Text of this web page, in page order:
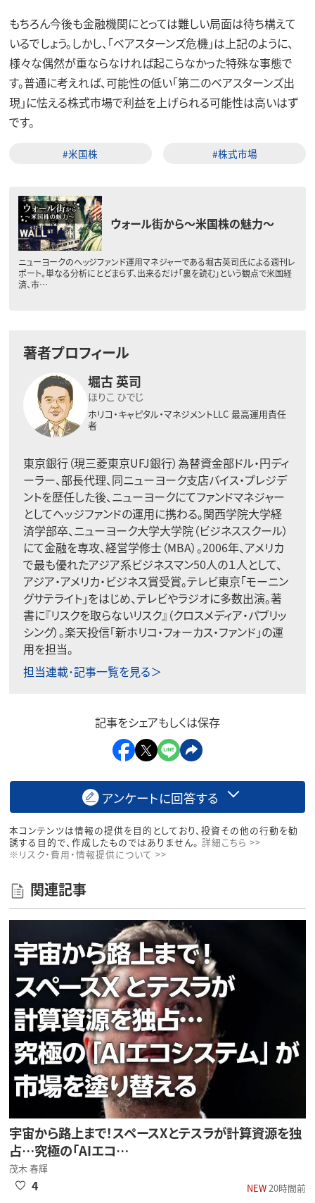
もちろん今後も金融機関にとっては難しい局面は待ち構えて
いるでしょう。しかし、「ベアスターンズ危機」は上記のように、
様々な偶然が重ならなければ起こらなかった特殊な事態で
す。普通に考えれば、可能性の低い「第二のベアスターンズ出
現」に怯える株式市場で利益を上げられる可能性は高いはず
です。
#米国株 #株式市場
ウォール街から～米国株の魅力～
ニューヨークのヘッジファンド運用マネジャーである堀古英司氏による週刊レ
ポート。単なる分析にとどまらず、出来るだけ「裏を読む」という観点で米国経
済、市…
著者プロフィール
堀古 英司
ほりこ ひでじ
ホリコ・キャピタル・マネジメントLLC 最高運用責任
者
東京銀行（現三菱東京UFJ銀行）為替資金部ドル・円ディ
ーラー、部長代理、同ニューヨーク支店バイス・プレジデ
ントを歴任した後、ニューヨークにてファンドマネジャー
としてヘッジファンドの運用に携わる。関西学院大学経
済学部卒、ニューヨーク大学大学院（ビジネススクール）
にて金融を専攻、経営学修士（MBA）。2006年、アメリカ
で最も優れたアジア系ビジネスマン50人の１人として、
アジア・アメリカ・ビジネス賞受賞。テレビ東京「モーニン
グサテライト」をはじめ、テレビやラジオに多数出演。著
書に『リスクを取らないリスク』（クロスメディア・パブリッ
シング）。楽天投信「新ホリコ・フォーカス・ファンド」の運
用を担当。
担当連載･記事一覧を見る＞
記事をシェアもしくは保存
アンケートに回答する
本コンテンツは情報の提供を目的としており、投資その他の行動を勧
誘する目的で、作成したものではありません。 詳細こちら >>
※リスク・費用・情報提供について >>
関連記事
宇宙から路上まで！スペースXとテスラが計算資源を独
占…究極の「AIエコ…
茂木 春輝
NEW20時間前
4